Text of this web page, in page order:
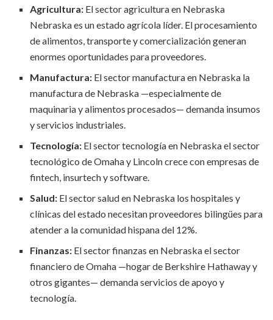
Agricultura: El sector agricultura en Nebraska
Nebraska es un estado agrícola líder. El procesamiento
de alimentos, transporte y comercialización generan
enormes oportunidades para proveedores.
Manufactura: El sector manufactura en Nebraska la
manufactura de Nebraska —especialmente de
maquinaria y alimentos procesados— demanda insumos
y servicios industriales.
Tecnología: El sector tecnología en Nebraska el sector
tecnológico de Omaha y Lincoln crece con empresas de
fintech, insurtech y software.
Salud: El sector salud en Nebraska los hospitales y
clínicas del estado necesitan proveedores bilingües para
atender a la comunidad hispana del 12%.
Finanzas: El sector finanzas en Nebraska el sector
financiero de Omaha —hogar de Berkshire Hathaway y
otros gigantes— demanda servicios de apoyo y
tecnología.